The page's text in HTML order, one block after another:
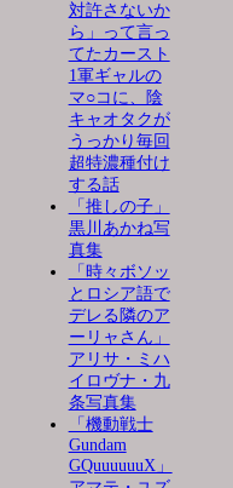
対許さないか
ら」って言っ
てたカースト
1軍ギャルの
マ○コに、陰
キャオタクが
うっかり毎回
超特濃種付け
する話
「推しの子」
黒川あかね写
真集
「時々ボソッ
とロシア語で
デレる隣のア
ーリャさん」
アリサ・ミハ
イロヴナ・九
条写真集
「機動戦士
Gundam
GQuuuuuuX」